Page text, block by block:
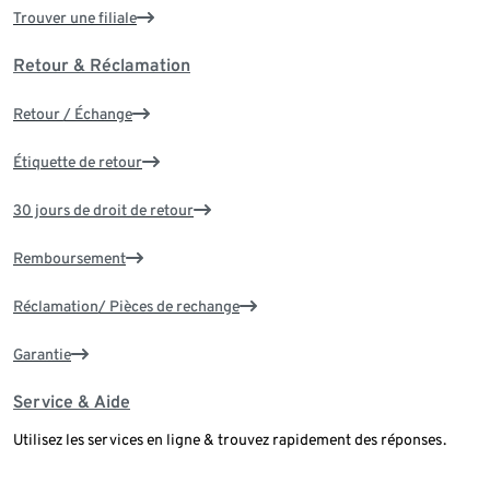
Trouver une filiale
Retour & Réclamation
Retour / Échange
Étiquette de retour
30 jours de droit de retour
Remboursement
Réclamation/ Pièces de rechange
Garantie
Service & Aide
Utilisez les services en ligne & trouvez rapidement des réponses.